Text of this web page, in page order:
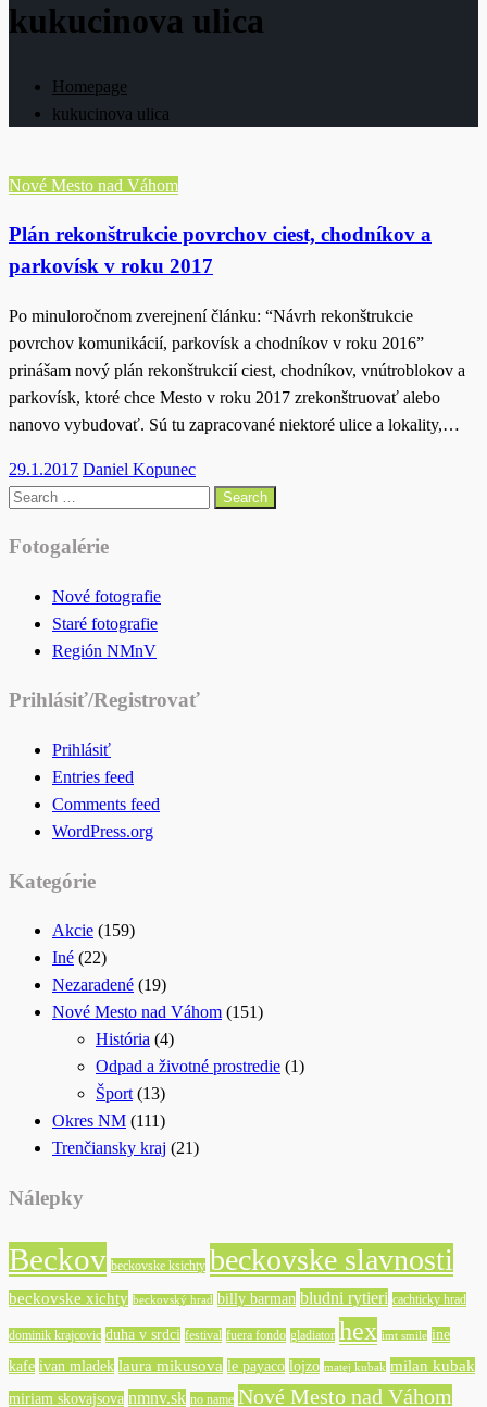
kukucinova ulica
Homepage
kukucinova ulica
Nové Mesto nad Váhom
Plán rekonštrukcie povrchov ciest, chodníkov a
parkovísk v roku 2017
Po minuloročnom zverejnení článku: “Návrh rekonštrukcie
povrchov komunikácií, parkovísk a chodníkov v roku 2016”
prinášam nový plán rekonštrukcií ciest, chodníkov, vnútroblokov a
parkovísk, ktoré chce Mesto v roku 2017 zrekonštruovať alebo
nanovo vybudovať. Sú tu zapracované niektoré ulice a lokality,…
Posted
on
29.1.2017 Daniel Kopunec
Search
Fotogalérie
Nové fotografie
Staré fotografie
Región NMnV
Prihlásiť/Registrovať
Prihlásiť
Entries feed
Comments feed
WordPress.org
Kategórie
Akcie (159)
Iné (22)
Nezaradené (19)
Nové Mesto nad Váhom (151)
História (4)
Odpad a životné prostredie (1)
Šport (13)
Okres NM (111)
Trenčiansky kraj (21)
Nálepky
Beckov beckovske ksichty beckovske slavnosti
beckovske xichty beckovský hrad billy barman bludni rytieri cachticky hrad
dominik krajcovic duha v srdci festival fuera fondo gladiator hex imt smile ine
kafe ivan mladek laura mikusova le payaco lojzo matej kubak milan kubak
miriam skovajsova nmnv.sk no name Nové Mesto nad Váhom